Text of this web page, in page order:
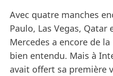
Avec quatre manches
Paulo, Las Vegas, Qatar
Mercedes a encore de
bien entendu. Mais à
avait offert sa première